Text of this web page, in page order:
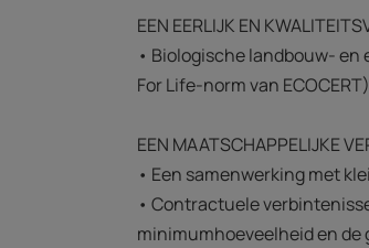
EEN EERLIJK EN
• Biologische landbouw-
For Life-norm van
EEN MAATSCHAPPELIJKE
• Een samenwerking met
• Contractuele
minimumhoeveelheid en